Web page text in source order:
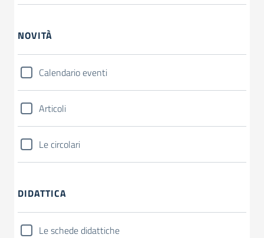
NOVITÀ
Calendario eventi
Articoli
Le circolari
DIDATTICA
Le schede didattiche